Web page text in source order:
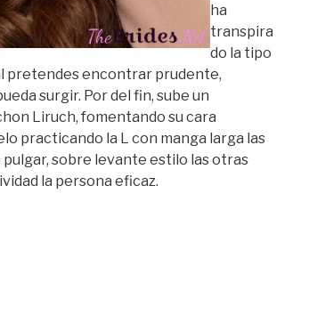
ha
transpira
do la tipo
pretendes encontrar prudente,
surgir. Por del fin, sube un
Liruch, fomentando su cara
practicando la L con manga larga las
pulgar, sobre levante estilo las otras
la persona eficaz.